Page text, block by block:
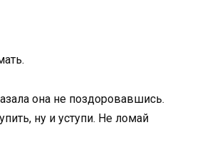
она не поздоровавшись.
ну и уступи. Не ломай